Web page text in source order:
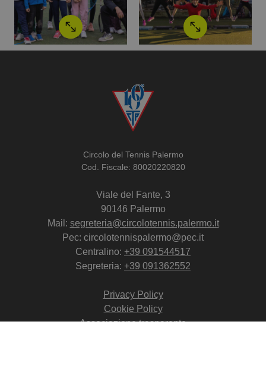
Circolo del Tennis Palermo
Cod. Fiscale: 80020220820
Viale del Fante, 3
90146 Palermo
Mail: segreteria@circolotennis.palermo.it
Pec: circolotennispalermo@pec.it
Centralino: +39 091544517
Segreteria: +39 091362552
Privacy Policy
Cookie Policy
Associazione trasparente